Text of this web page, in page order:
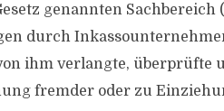
genannten
durch
ihm verlangte, überprüfte
fremder oder zu